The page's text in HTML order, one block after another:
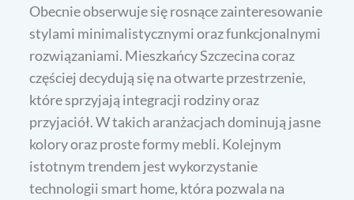
Obecnie obserwuje się rosnące zainteresowanie
stylami minimalistycznymi oraz funkcjonalnymi
rozwiązaniami. Mieszkańcy Szczecina coraz
częściej decydują się na otwarte przestrzenie,
które sprzyjają integracji rodziny oraz
przyjaciół. W takich aranżacjach dominują jasne
kolory oraz proste formy mebli. Kolejnym
istotnym trendem jest wykorzystanie
technologii smart home, która pozwala na